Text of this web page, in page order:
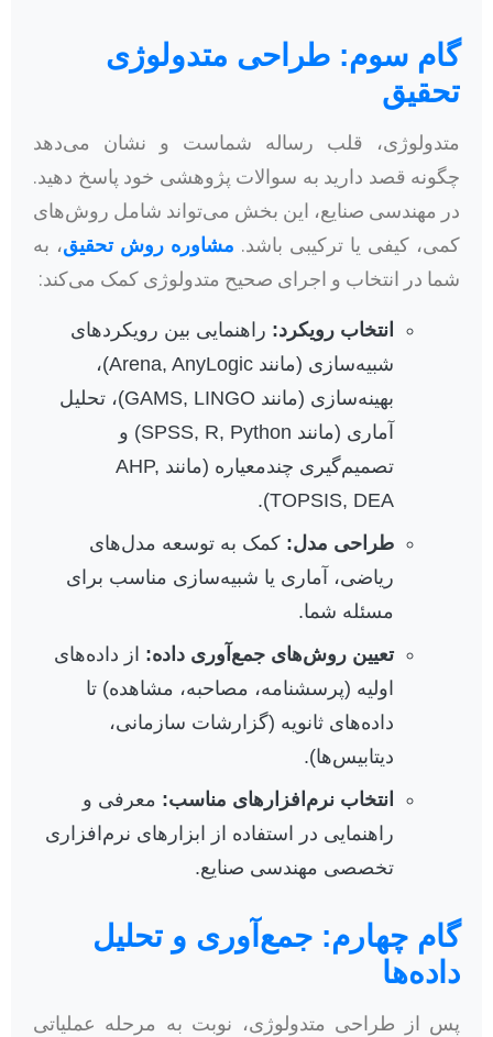
گام سوم: طراحی متدولوژی
تحقیق
متدولوژی، قلب رساله شماست و نشان می‌دهد
چگونه قصد دارید به سوالات پژوهشی خود پاسخ دهید.
در مهندسی صنایع، این بخش می‌تواند شامل روش‌های
کمی، کیفی یا ترکیبی باشد. مشاوره روش تحقیق، به
شما در انتخاب و اجرای صحیح متدولوژی کمک می‌کند:
انتخاب رویکرد: راهنمایی بین رویکردهای
شبیه‌سازی (مانند Arena, AnyLogic)،
بهینه‌سازی (مانند GAMS, LINGO)، تحلیل
آماری (مانند SPSS, R, Python) و
تصمیم‌گیری چندمعیاره (مانند AHP,
TOPSIS, DEA).
طراحی مدل: کمک به توسعه مدل‌های
ریاضی، آماری یا شبیه‌سازی مناسب برای
مسئله شما.
تعیین روش‌های جمع‌آوری داده: از داده‌های
اولیه (پرسشنامه، مصاحبه، مشاهده) تا
داده‌های ثانویه (گزارشات سازمانی،
دیتابیس‌ها).
انتخاب نرم‌افزارهای مناسب: معرفی و
راهنمایی در استفاده از ابزارهای نرم‌افزاری
تخصصی مهندسی صنایع.
گام چهارم: جمع‌آوری و تحلیل
داده‌ها
پس از طراحی متدولوژی، نوبت به مرحله عملیاتی